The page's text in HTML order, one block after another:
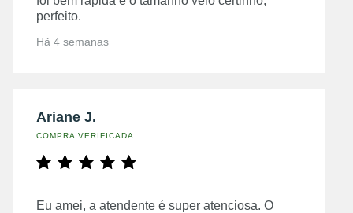
perfeito.
Há 4 semanas
Ariane J.
COMPRA VERIFICADA
Eu amei, a atendente é super atenciosa. O